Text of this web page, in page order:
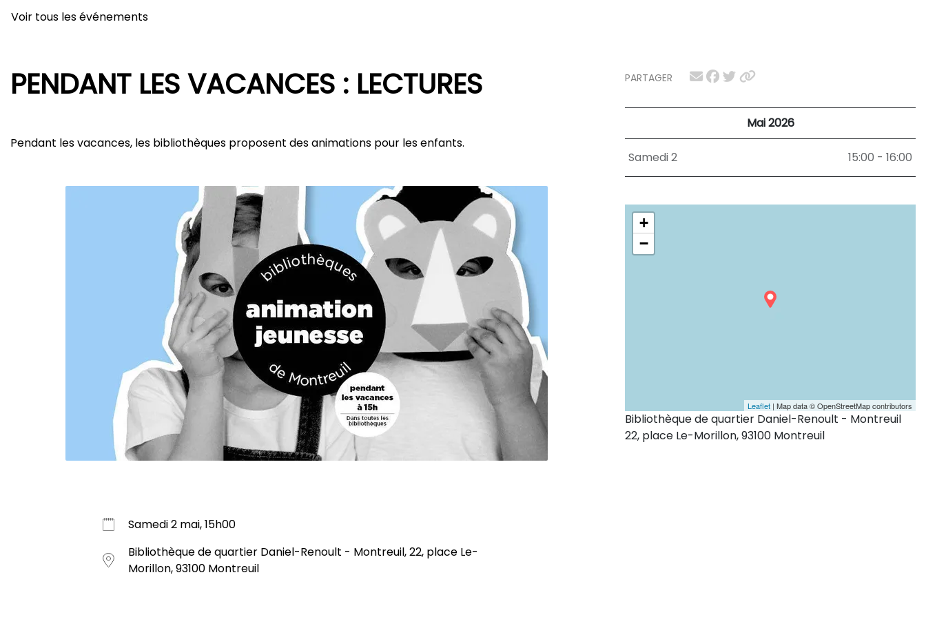
Voir tous les événements
PARTAGER
Mai 2026
Samedi 2 15:00 - 16:00
+
−
Leaflet | Map data © OpenStreetMap contributors
Bibliothèque de quartier Daniel-Renoult - Montreuil
22, place Le-Morillon, 93100 Montreuil
PENDANT LES VACANCES : LECTURES
Pendant les vacances, les bibliothèques proposent des animations pour les enfants.
Samedi 2 mai, 15h00
Bibliothèque de quartier Daniel-Renoult - Montreuil, 22, place Le-
Morillon, 93100 Montreuil